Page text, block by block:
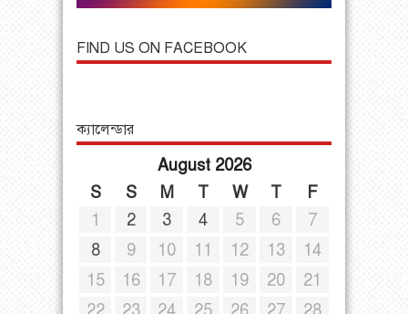
FIND US ON FACEBOOK
ক্যালেন্ডার
August 2026
S
S M T W T
F
1
2 3 4 5 6
7
8
9 10 11 12 13
14
15
16 17 18 19 20
21